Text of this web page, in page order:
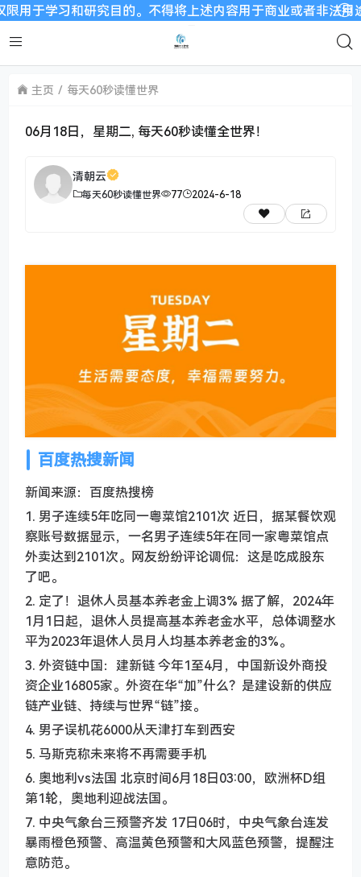
习和研究目的。不得将上述内容用于商业或者非法用途，
主页 每天60秒读懂世界
06月18日，星期二, 每天60秒读懂全世界！
清朝云
每天60秒读懂世界 77 2024-6-18
百度热搜新闻
新闻来源：百度热搜榜
1. 男子连续5年吃同一粤菜馆2101次 近日，据某餐饮观
察账号数据显示，一名男子连续5年在同一家粤菜馆点
外卖达到2101次。网友纷纷评论调侃：这是吃成股东
了吧。
2. 定了！退休人员基本养老金上调3% 据了解，2024年
1月1日起，退休人员提高基本养老金水平，总体调整水
平为2023年退休人员月人均基本养老金的3%。
3. 外资链中国：建新链 今年1至4月，中国新设外商投
资企业16805家。外资在华“加”什么？是建设新的供应
链产业链、持续与世界“链”接。
4. 男子误机花6000从天津打车到西安
5. 马斯克称未来将不再需要手机
6. 奥地利vs法国 北京时间6月18日03:00，欧洲杯D组
第1轮，奥地利迎战法国。
7. 中央气象台三预警齐发 17日06时，中央气象台连发
暴雨橙色预警、高温黄色预警和大风蓝色预警，提醒注
意防范。